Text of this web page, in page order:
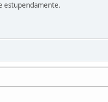
estupendamente.